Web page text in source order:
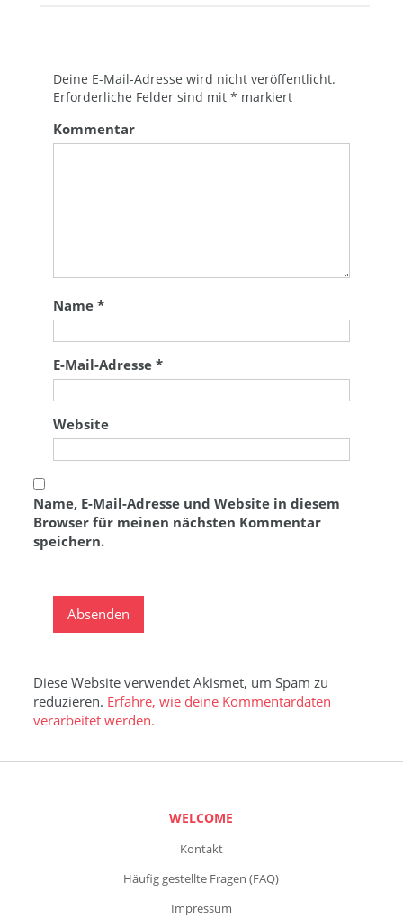
Deine E-Mail-Adresse wird nicht veröffentlicht.
Erforderliche Felder sind mit* markiert
Kommentar
Name*
E-Mail-Adresse*
Website
Name, E-Mail-Adresse und Website in diesem
Browser für meinen nächsten Kommentar
speichern.
Diese Website verwendet Akismet, um Spam zu
reduzieren. Erfahre, wie deine Kommentardaten
verarbeitet werden.
WELCOME
Kontakt
Häufig gestellte Fragen (FAQ)
Impressum